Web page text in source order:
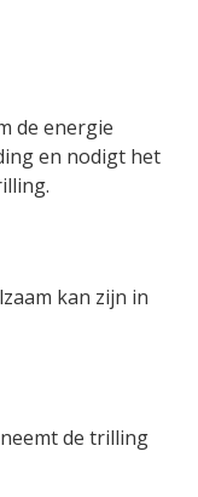
de energie
en nodigt het
kan zijn in
de trilling